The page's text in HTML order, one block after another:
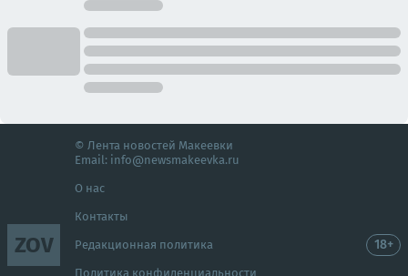
ZOV
© Лента новостей Макеевки
Email: info@newsmakeevka.ru
О нас
Контакты
Редакционная политика
Политика конфиденциальности
18+